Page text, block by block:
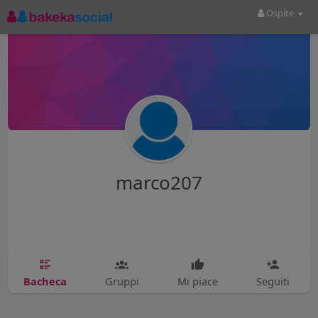
Ospite
marco207
Bacheca Gruppi Mi piace Seguiti